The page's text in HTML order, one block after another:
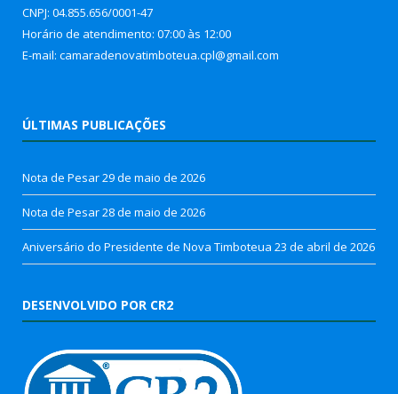
CNPJ: 04.855.656/0001-47
Horário de atendimento: 07:00 às 12:00
E-mail: camaradenovatimboteua.cpl@gmail.com
ÚLTIMAS PUBLICAÇÕES
Nota de Pesar29 de maio de 2026
Nota de Pesar28 de maio de 2026
Aniversário do Presidente de Nova Timboteua 23 de abril de 2026
DESENVOLVIDO POR CR2